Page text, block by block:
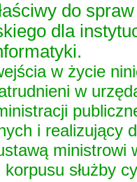
do
dla
w życie
w
i realizujący
ministrowi
korpusu służby